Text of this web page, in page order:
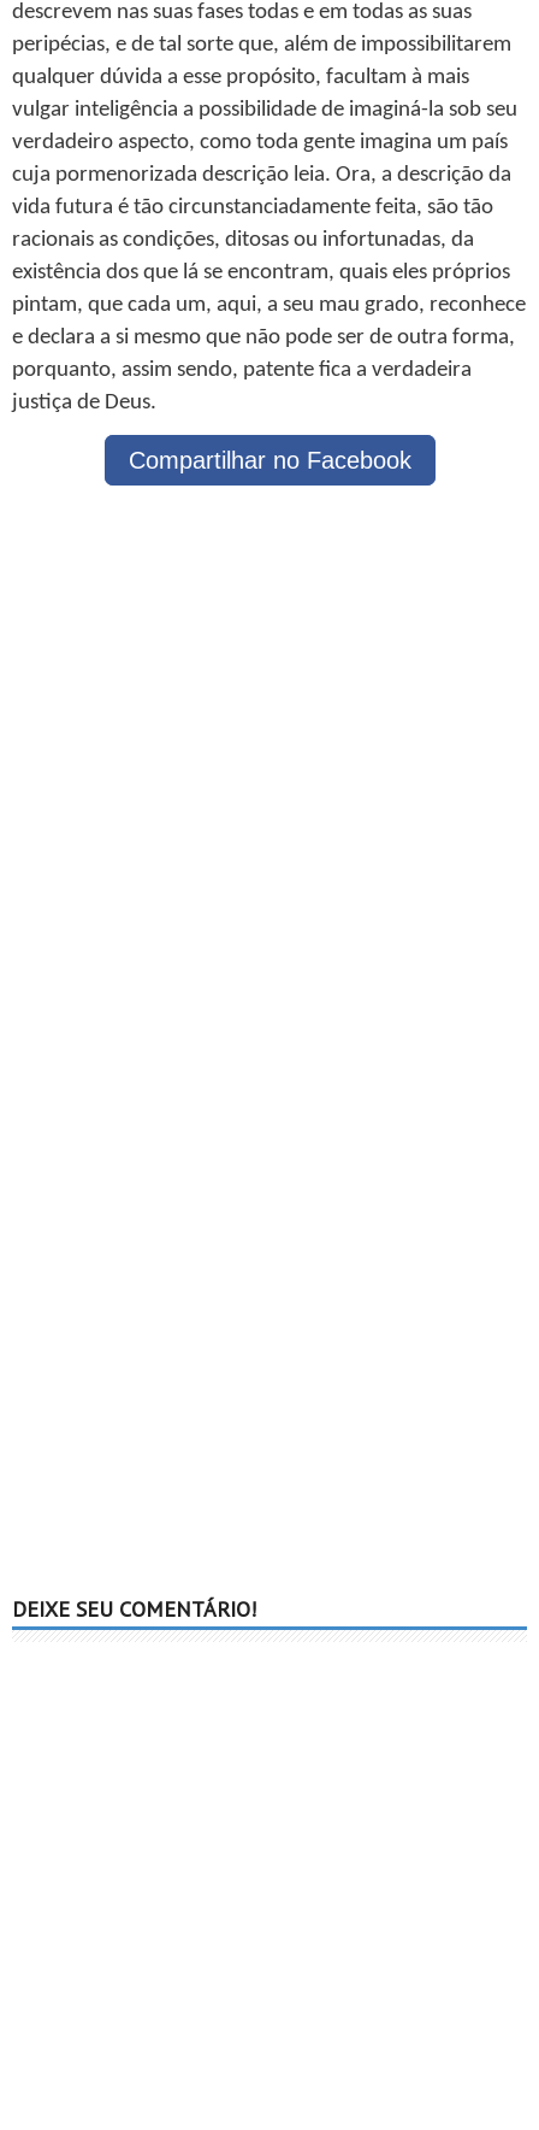
descrevem nas suas fases todas e em todas as suas
peripécias, e de tal sorte que, além de impossibilitarem
qualquer dúvida a esse propósito, facultam à mais
vulgar inteligência a possibilidade de imaginá-la sob seu
verdadeiro aspecto, como toda gente imagina um país
cuja pormenorizada descrição leia. Ora, a descrição da
vida futura é tão circunstanciadamente feita, são tão
racionais as condições, ditosas ou infortunadas, da
existência dos que lá se encontram, quais eles próprios
pintam, que cada um, aqui, a seu mau grado, reconhece
e declara a si mesmo que não pode ser de outra forma,
porquanto, assim sendo, patente fica a verdadeira
justiça de Deus.
Compartilhar no Facebook
DEIXE SEU COMENTÁRIO!